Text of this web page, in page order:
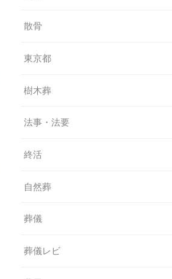
散骨
東京都
樹木葬
法事・法要
終活
自然葬
葬儀
葬儀レビ